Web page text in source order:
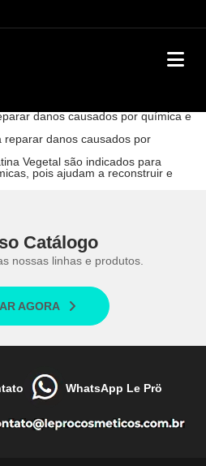
danos causados por química e
danos causados por química e
Vegetal são indicados para
pois ajudam a reconstruir e
Catálogo
nossas linhas e produtos.
AGORA
WhatsApp Le Prö